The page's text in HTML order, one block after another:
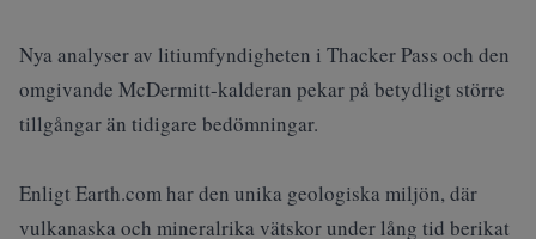
Nya analyser av litiumfyndigheten i Thacker Pass och den
omgivande McDermitt-kalderan pekar på betydligt större
tillgångar än tidigare bedömningar.
Enligt Earth.comhar den unika geologiska miljön, där
vulkanaska och mineralrika vätskor under lång tid berikat